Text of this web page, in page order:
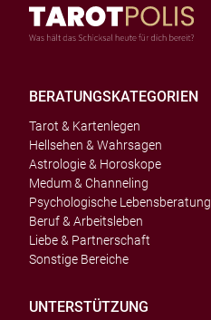
BERATUNGSKATEGORIEN
Tarot & Kartenlegen
Hellsehen & Wahrsagen
Astrologie & Horoskope
Medum & Channeling
Psychologische Lebensberatung
Beruf & Arbeitsleben
Liebe & Partnerschaft
Sonstige Bereiche
UNTERSTÜTZUNG